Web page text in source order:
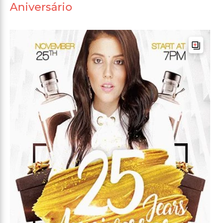
Aniversário